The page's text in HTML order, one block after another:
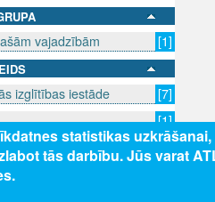
vajadzībām [1]
izglītības iestāde
[7]
[1]
iestāde
[1]
statistikas
tās darbību. Jūs varat